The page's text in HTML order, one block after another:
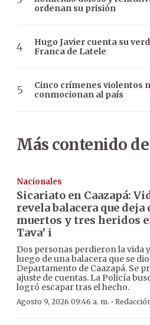
ordenan su prisión
Hugo Javier cuenta su
Franca de Latele
Cinco crímenes violentos
conmocionan al país
Más contenido
Nacionales
Sicariato en Caazapá:
revela balacera que deja
muertos y tres heridos
Tava’ i
Dos personas perdieron la vida
luego de una balacera que se dio
Departamento de Caazapá. Se
ajuste de cuentas. La Policía
logró escapar tras el hecho.
Agosto 9, 2026 09:46 a. m. ·